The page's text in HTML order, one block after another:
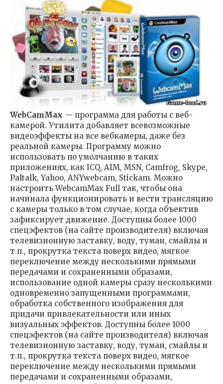
WebCamMax — программа для работы с веб-
камерой. Утилита добавляет всевозможные
видеоэффекты на все вебкамеры, даже без
реальной камеры. Программу можно
использовать по умолчанию в таких
приложениях, как ICQ, AIM, MSN, Camfrog, Skype,
Paltalk, Yahoo, ANYwebcam, Stickam. Можно
настроить WebcamMax Full так, чтобы она
начинала функционировать и вести трансляцию
с камеры только в том случае, когда объектив
зафиксирует движение. Доступны более 1000
спецэфектов (на сайте производителя) включая
телевизионную заставку, воду, туман, смайлы и
т.п., прокрутка текста поверх видео, мягкое
переключение между несколькими прямыми
передачами и сохраненными образами,
использование одной камеры сразу несколькими
одновременно запущенными программами,
обработка собственного изображения для
придачи привлекательности или иных
визуальных эффектов. Доступны более 1000
спецэфектов (на сайте производителя) включая
телевизионную заставку, воду, туман, смайлы и
т.п., прокрутка текста поверх видео, мягкое
переключение между несколькими прямыми
передачами и сохраненными образами,